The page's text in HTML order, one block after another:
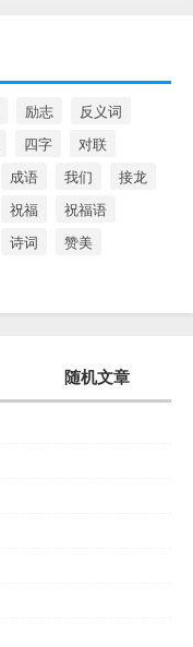
励志
反义词
四字
对联
成语 我们
接龙
祝福
祝福语
诗词
赞美
随机文章